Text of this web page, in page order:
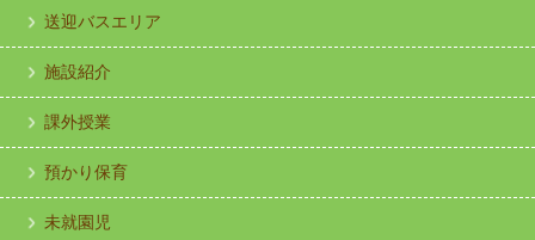
送迎バスエリア
施設紹介
課外授業
預かり保育
未就園児